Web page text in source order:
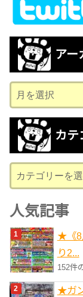
アー
ー
カ
ブ
カテ
テ
ゴ
リ
ー
人気記事
★《8
り2...
152件
★ガ